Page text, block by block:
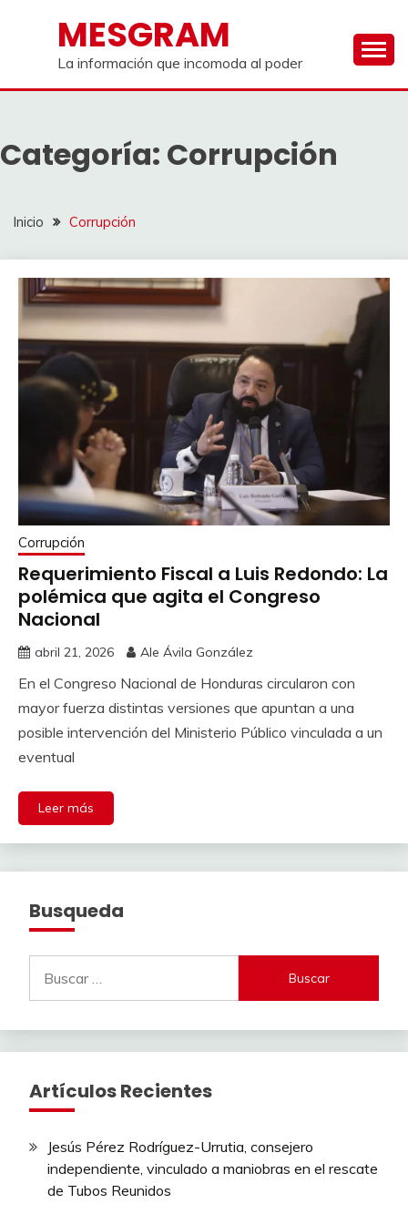
contenidoMESGRAM
La información que incomoda al poder
Categoría: Corrupción
Inicio Corrupción
Corrupción
Requerimiento Fiscal a Luis Redondo: La
polémica que agita el Congreso
Nacional
abril 21, 2026 Ale Ávila González
En el Congreso Nacional de Honduras circularon con
mayor fuerza distintas versiones que apuntan a una
posible intervención del Ministerio Público vinculada a un
eventual
Leer más
Busqueda
Artículos Recientes
Jesús Pérez Rodríguez-Urrutia, consejero
independiente, vinculado a maniobras en el rescate
de Tubos Reunidos